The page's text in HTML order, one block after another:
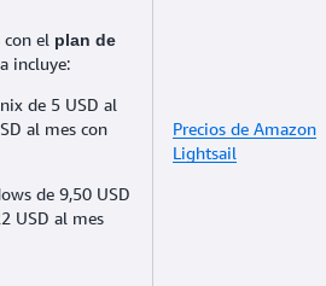
el plan de
incluye:
de 5 USD al
al mes con
de 9,50 USD
USD al mes
Precios de Amazon
Lightsail